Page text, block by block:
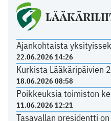
Ajankohtaista
22.06.2026 14:26
Kurkista Lääkäripäivien
18.06.2026 08:58
Poikkeuksia toimiston
11.06.2026 12:21
Tasavallan presidentti